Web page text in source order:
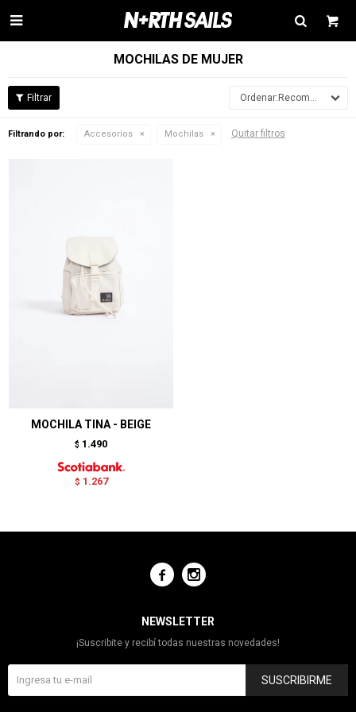

MOCHILAS DE MUJER
Recomendados
Filtrando por: Accesorios Mochilas Quitar filtros
MOCHILA TINA - BEIGE
$ 1.490
$ 1.267
 
NEWSLETTER
¡Suscribite y recibí todas nuestras novedades!
SUSCRIBIRME